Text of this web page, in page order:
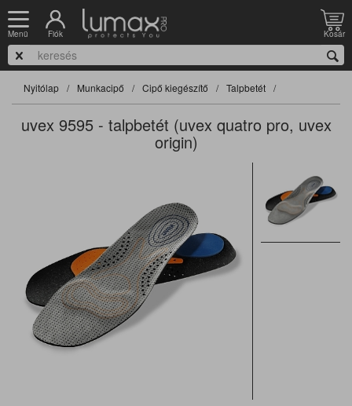
Menü Fiók Kosár
Nyitólap Munkacipő Cipő kiegészítő Talpbetét
uvex 9595 - talpbetét (uvex quatro pro, uvex
origin)